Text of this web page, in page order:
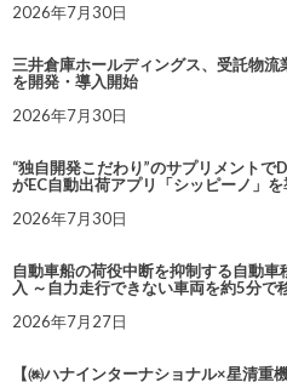
2026年7月30日
三井倉庫ホールディングス、受託物流
を開発・導入開始
2026年7月30日
“独自開発こだわり”のサプリメントで
がEC自動出荷アプリ「シッピーノ」を
2026年7月30日
自動車船の荷役中断を抑制する自動
入 ～自力走行できない車両を約5分で
2026年7月27日
【㈱ハナインターナショナル×星清重